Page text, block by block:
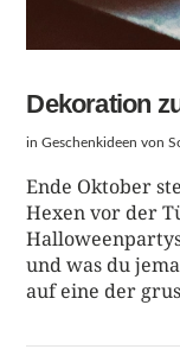
Dekoration
inGeschenkideen von
Ende Oktober
Hexen vor der
und was du
auf eine der